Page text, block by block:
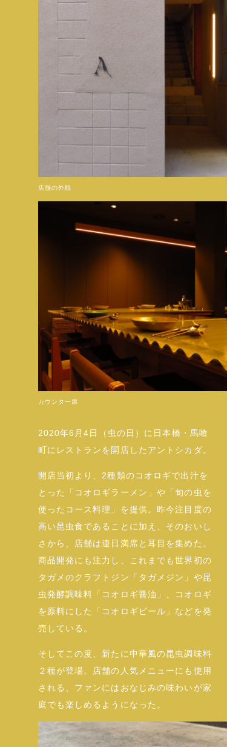
店舗の外観
カウンター席
2020年6月4日（虫の日）に日本橋・馬喰
町にレストランを開店したアントシカダ。
開店当初より、2種類のコオロギで出汁を
とった「コオロギラーメン」や「旬の虫を
使ったコース料理」を提供。昨今注目度の
高い昆虫食であることに加え、そのおいし
さから、店舗は連日満席と耳目を集めた。
商品開発にも注力し、これまでも世界初の
タガメのクラフトジン「タガメジン」や昆
虫発酵調味料「コオロギ醤油」、コオロギ
を原料にした「コオロギビール」などを発
売している。
そしてこの度、新たに中華風の昆虫調味料
２種が登場。店舗の人気メニューにも使用
される、ファンにはおなじみの味わいが家
庭でも楽しめるようになった。